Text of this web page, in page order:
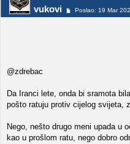
vukovi Poslao: 19 Mar
@zdrebac
Da Iranci lete, onda bi sramota
pošto ratuju protiv cijelog svijeta,
Nego, nešto drugo meni upada u
kao u prošlom ratu, nego dobro